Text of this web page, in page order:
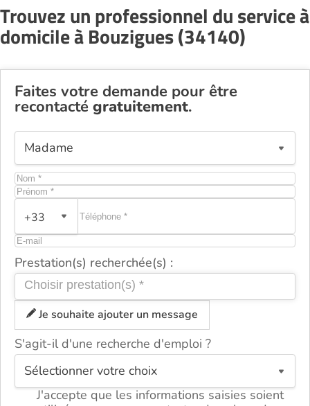
Trouvez un professionnel du service à
domicile à Bouzigues (34140)
Faites votre demande pour être
recontacté gratuitement.
+33
Prestation(s) recherchée(s) :
Je souhaite ajouter un message
S'agit-il d'une recherche d'emploi ?
J'accepte que les informations saisies soient
ou